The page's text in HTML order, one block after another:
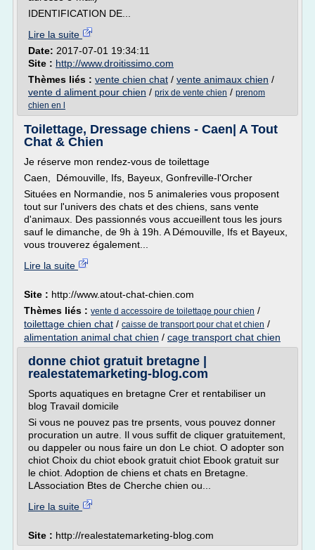
IDENTIFICATION DE...
Lire la suite
Date: 2017-07-01 19:34:11
Site : http://www.droitissimo.com
Thèmes liés : vente chien chat / vente animaux chien /
vente d aliment pour chien / prix de vente chien / prenom
chien en l
Toilettage, Dressage chiens - Caen| A Tout
Chat & Chien
Je réserve mon rendez-vous de toilettage
Caen, Démouville, Ifs, Bayeux, Gonfreville-l'Orcher
Situées en Normandie, nos 5 animaleries vous proposent
tout sur l'univers des chats et des chiens, sans vente
d'animaux. Des passionnés vous accueillent tous les jours
sauf le dimanche, de 9h à 19h. A Démouville, Ifs et Bayeux,
vous trouverez également...
Lire la suite
Site : http://www.atout-chat-chien.com
Thèmes liés : vente d accessoire de toilettage pour chien /
toilettage chien chat / caisse de transport pour chat et chien /
alimentation animal chat chien / cage transport chat chien
donne chiot gratuit bretagne |
realestatemarketing-blog.com
Sports aquatiques en bretagne Crer et rentabiliser un
blog Travail domicile
Si vous ne pouvez pas tre prsents, vous pouvez donner
procuration un autre. Il vous suffit de cliquer gratuitement,
ou dappeler ou nous faire un don Le chiot. O adopter son
chiot Choix du chiot ebook gratuit chiot Ebook gratuit sur
le chiot. Adoption de chiens et chats en Bretagne.
LAssociation Btes de Cherche chien ou...
Lire la suite
Site : http://realestatemarketing-blog.com